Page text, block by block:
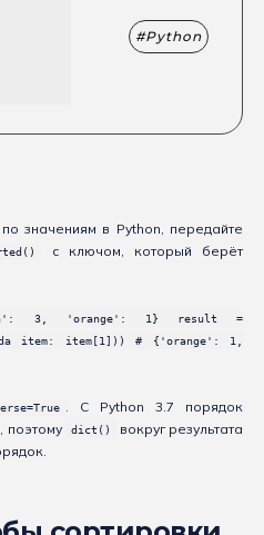
Python
значениям в Python, передайте
с ключом, который берёт
3, 'orange': 1} result =
item: item[1])) # {'orange': 1,
. С Python 3.7 порядок
поэтому
dict()
вокруг результата